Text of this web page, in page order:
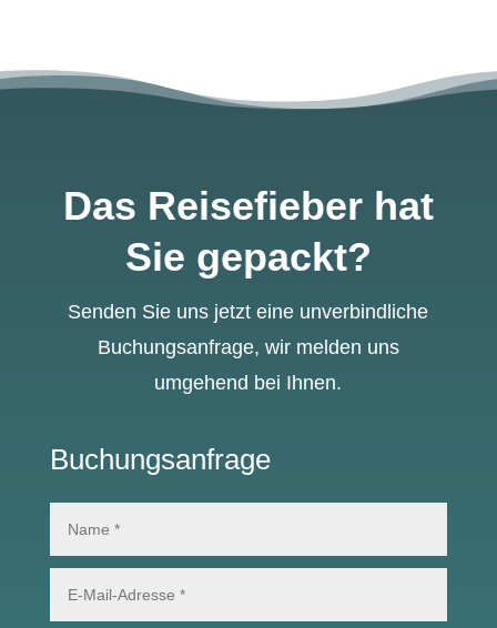
Das Reisefieber hat
Sie gepackt?
Senden Sie uns jetzt eine unverbindliche
Buchungsanfrage, wir melden uns
umgehend bei Ihnen.
Buchungsanfrage